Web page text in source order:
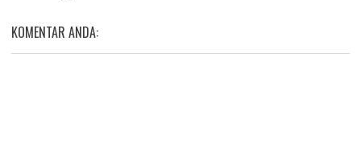
KOMENTAR ANDA: